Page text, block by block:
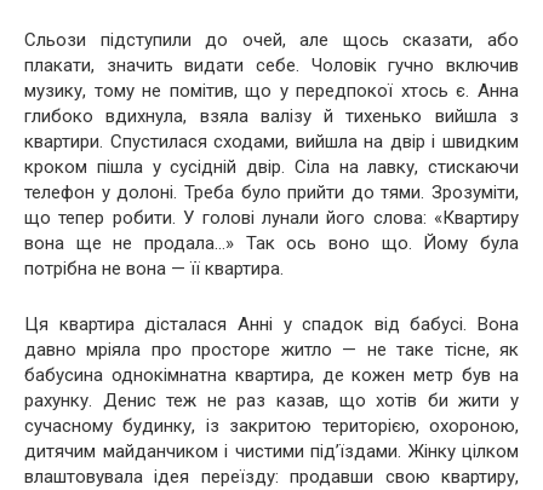
Сльози підступили до очей, але щось сказати, або
плакати, значить видати себе. Чоловік гучно включив
музику, тому не помітив, що у передпокої хтось є. Анна
глибоко вдихнула, взяла валізу й тихенько вийшла з
квартири. Спустилася сходами, вийшла на двір і швидким
кроком пішла у сусідній двір. Сіла на лавку, стискаючи
телефон у долоні. Треба було прийти до тями. Зрозуміти,
що тепер робити. У голові лунали його слова: «Квартиру
вона ще не продала…» Так ось воно що. Йому була
потрібна не вона — її квартира.
Ця квартира дісталася Анні у спадок від бабусі. Вона
давно мріяла про просторе житло — не таке тісне, як
бабусина однокімнатна квартира, де кожен метр був на
рахунку. Денис теж не раз казав, що хотів би жити у
сучасному будинку, із закритою територією, охороною,
дитячим майданчиком і чистими під’їздами. Жінку цілком
влаштовувала ідея переїзду: продавши свою квартиру,